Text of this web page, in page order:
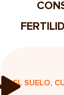
EL SUELO,